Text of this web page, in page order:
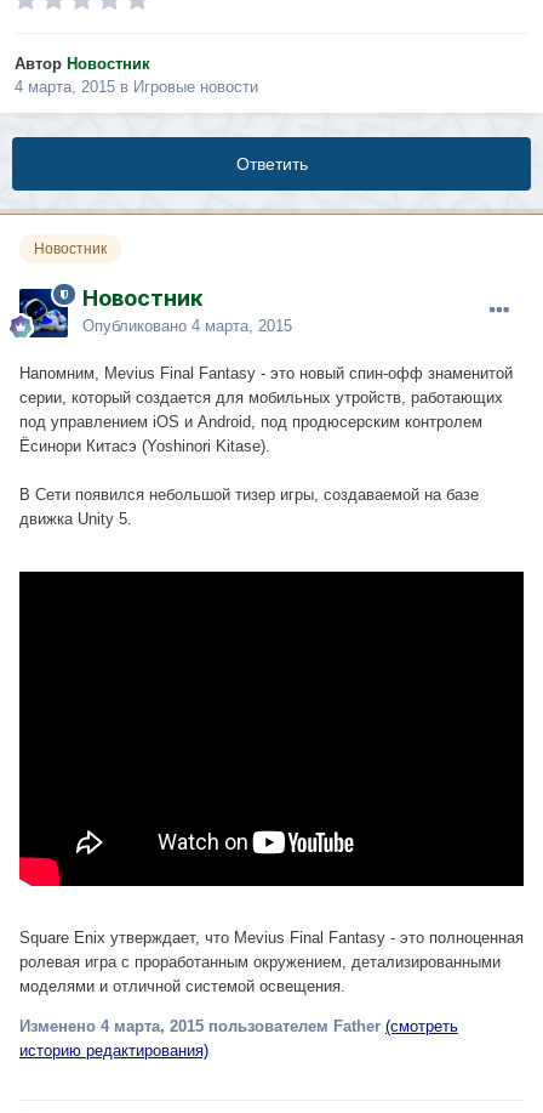
Автор Новостник
4 марта, 2015 в Игровые новости
Ответить
Новостник
Новостник
Опубликовано 4 марта, 2015
Напомним, Mevius Final Fantasy - это новый спин-офф знаменитой
серии, который создается для мобильных утройств, работающих
под управлением iOS и Android, под продюсерским контролем
Ёсинори Китасэ (Yoshinori Kitase).
В Сети появился небольшой тизер игры, создаваемой на базе
движка Unity 5.
Square Enix утверждает, что Mevius Final Fantasy - это полноценная
ролевая игра с проработанным окружением, детализированными
моделями и отличной системой освещения.
Изменено 4 марта, 2015 пользователем Father (смотреть
историю редактирования)